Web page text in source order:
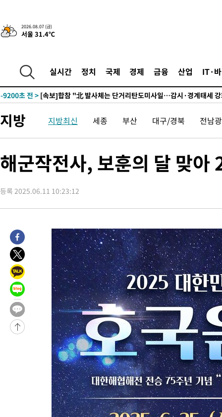
2026.08.07 (금)
서울 31.4℃
실시간 정치 국제 경제 금융 산업 IT·
-26690초 전 >'월드컵 탈락 후폭풍' 축구협회…11시간 걸린 초유의 압수수
합)
-26126초 전 >[속보] 뉴욕증시, 혼조 출발…나스닥 0.3%↓, 다우 0.14%↑
-23604초 전 >
경찰, '홍명보는 2순위' 결론냈던 스포츠윤리센터도 압수수색
-9200초 전 >
-8948초 전 > 日방위성, 北이 동해로 쏜 발사체는 탄도미사일 가능성
-6784초 전 > [속보]합참 "북, 동해상으로 미상 발사체 발사"
-6180초 전 >'낮 최고 39도' 불볕더위…한밤 열대야도 계속[내일날씨]
-5801초 전 >"韓 외환시장 개입 관측 배경엔 美의 대한국 무역적자 있어"
-5468초 전 >서울 낮 37.9도, 올여름 최고치 경신…영등포 순간 '40도'
-5030초 전 >[속보]종합특검, 대검 추가 압수수색…내란 중요임무종사 혐의
-1055초 전 >
[속보]코스피, 301.88포인트(4.58%) 내린 6296.38 마감
-920초 전 >
[속보]원·달러 환율, 0.7원 내린 1423.8원 마감
24분 전 >
"여기 떨어졌다"…다누리, 스페이스X 로켓 달 충돌 흔적 포착
1시간 전 >
손흥민, 5경기 연속골 실패…LAFC는 승부차기 끝 과달라하라 격파
3시간 전 >
내일까지 39도 '펄펄'…기상청 "태풍 지나며 폭염 잠시 꺾인다"
-26690초 전 >
'월드컵 탈락 후폭풍' 축구협회…11시간 걸린 초유의 압수수
-26126초 전 >
[속보] 뉴욕증시, 혼조 출발…나스닥 0.3%↓, 다우 0.14%↑
-24919초 전 >
축구협회, 15년 전 심판 성 접대 파문에 "현재는 내부 지침 준
경찰, '홍명보는 2순위' 결론냈던 스포츠윤리센터도 압수수색
[속보]합참 "北 발사체는 단거리탄도미사일…감시·경계태세
日방위성, 北이 동해로 쏜 발사체는 탄도미사일 가능성
[속보] SKT, 에이닷 서비스 장애 발생…"원인 파악 중"
[속보]합참 "북, 동해상으로 미상 발사체 발사"
'낮 최고 39도' 불볕더위…한밤 열대야도 계속[내일날씨]
지방 지방최신 세종 부산 대구/경북 전남
해군작전사, 보훈의 달 맞아
등록 2025.06.11 10:23:12